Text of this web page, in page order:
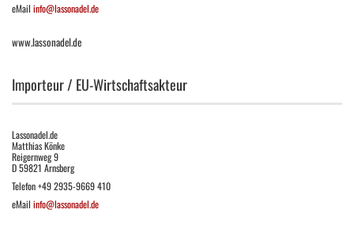
eMail info@lassonadel.de
www.lassonadel.de
Importeur / EU-Wirtschaftsakteur
Lassonadel.de
Matthias Könke
Reigernweg 9
D 59821 Arnsberg
Telefon +49 2935-9669 410
eMail info@lassonadel.de